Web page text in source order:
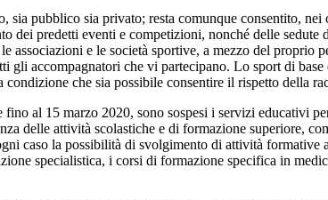
pubblico sia privato; resta comunque consentito, nei
predetti eventi e competizioni, nonché delle sedute
e le società sportive, a mezzo del proprio
accompagnatori che vi partecipano. Lo sport di base
che sia possibile consentire il rispetto della
al 15 marzo 2020, sono sospesi i servizi educativi
delle attività scolastiche e di formazione superiore,
caso la possibilità di svolgimento di attività formative
specialistica, i corsi di formazione specifica in